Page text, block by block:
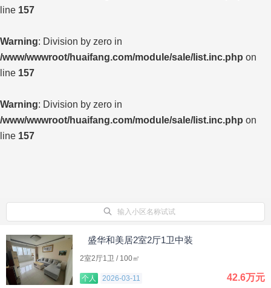
line 157
Warning: Division by zero in
/www/wwwroot/huaifang.com/module/sale/list.inc.php on
line 157
Warning: Division by zero in
/www/wwwroot/huaifang.com/module/sale/list.inc.php on
line 157
输入小区名称试试
盛华和美居2室2厅1卫中装
2室2厅1卫 / 100㎡
个人 2026-03-11 42.6万元